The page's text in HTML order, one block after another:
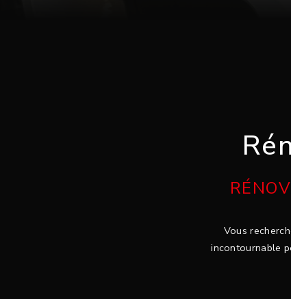
Vous
incontournable